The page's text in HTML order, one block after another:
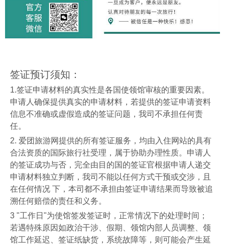
签证预订须知：
1.签证申请材料的真实性是各国使领馆审核的重要因素。
申请人确保提供真实的申请材料，若提供的签证申请资料
信息不准确或虚假造成的签证问题，我司不承担任何责
任。
2. 爱团旅游网提供的所有签证服务，均由入住网站的具有
合法资质的国际旅行社受理，属于协助办理性质。申请人
的签证成功与否，完全由目的国的签证官根据申请人递交
申请材料独立判断，我司不能以任何方式干预或交涉，且
在任何情况
下，本司都不承担由签证申请结果而导致被追
溯任何赔偿的责任和义务。
3 "工作日 "为使馆签发签证时，正常情况下的处理时间；
若遇特殊原因如政治干涉、假期、领馆内部人员调整、领
馆工作延迟、签证纸缺货，系统故障等，则可能会产生延